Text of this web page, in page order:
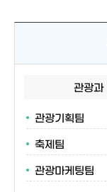
관광과
관광기획팀
축제팀
관광마케팅팀